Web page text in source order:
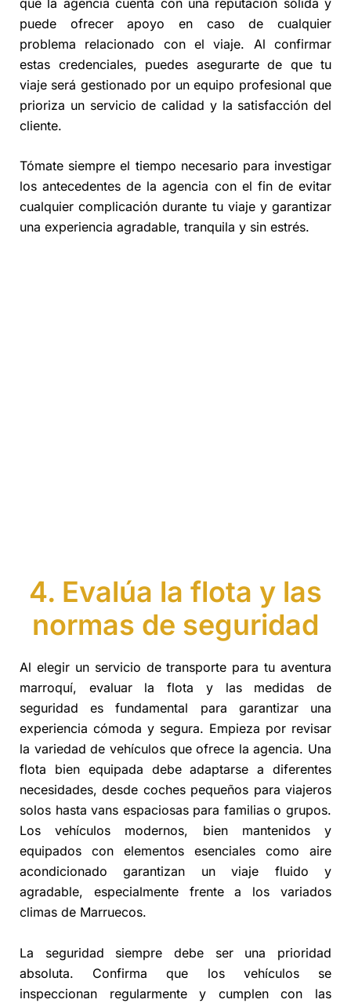
puede ofrecer apoyo en caso de cualquier
problema relacionado con el viaje. Al confirmar
estas credenciales, puedes asegurarte de que tu
viaje será gestionado por un equipo profesional que
prioriza un servicio de calidad y la satisfacción del
cliente.
Tómate siempre el tiempo necesario para investigar
los antecedentes de la agencia con el fin de evitar
cualquier complicación durante tu viaje y garantizar
una experiencia agradable, tranquila y sin estrés.
4. Evalúa la flota y las
normas de seguridad
Al elegir un servicio de transporte para tu aventura
marroquí, evaluar la flota y las medidas de
seguridad es fundamental para garantizar una
experiencia cómoda y segura. Empieza por revisar
la variedad de vehículos que ofrece la agencia. Una
flota bien equipada debe adaptarse a diferentes
necesidades, desde coches pequeños para viajeros
solos hasta vans espaciosas para familias o grupos.
Los vehículos modernos, bien mantenidos y
equipados con elementos esenciales como aire
acondicionado garantizan un viaje fluido y
agradable, especialmente frente a los variados
climas de Marruecos.
La seguridad siempre debe ser una prioridad
absoluta. Confirma que los vehículos se
inspeccionan regularmente y cumplen con las